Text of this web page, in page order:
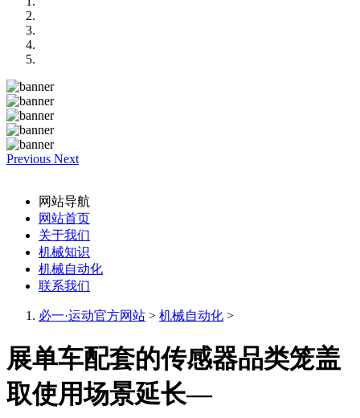
Previous Next
网站导航
网站首页
关于我们
机械知识
机械自动化
联系我们
必一·运动官方网站 > 机械自动化 >
展单车配套的传感器品类笼盖
取使用场景延长—